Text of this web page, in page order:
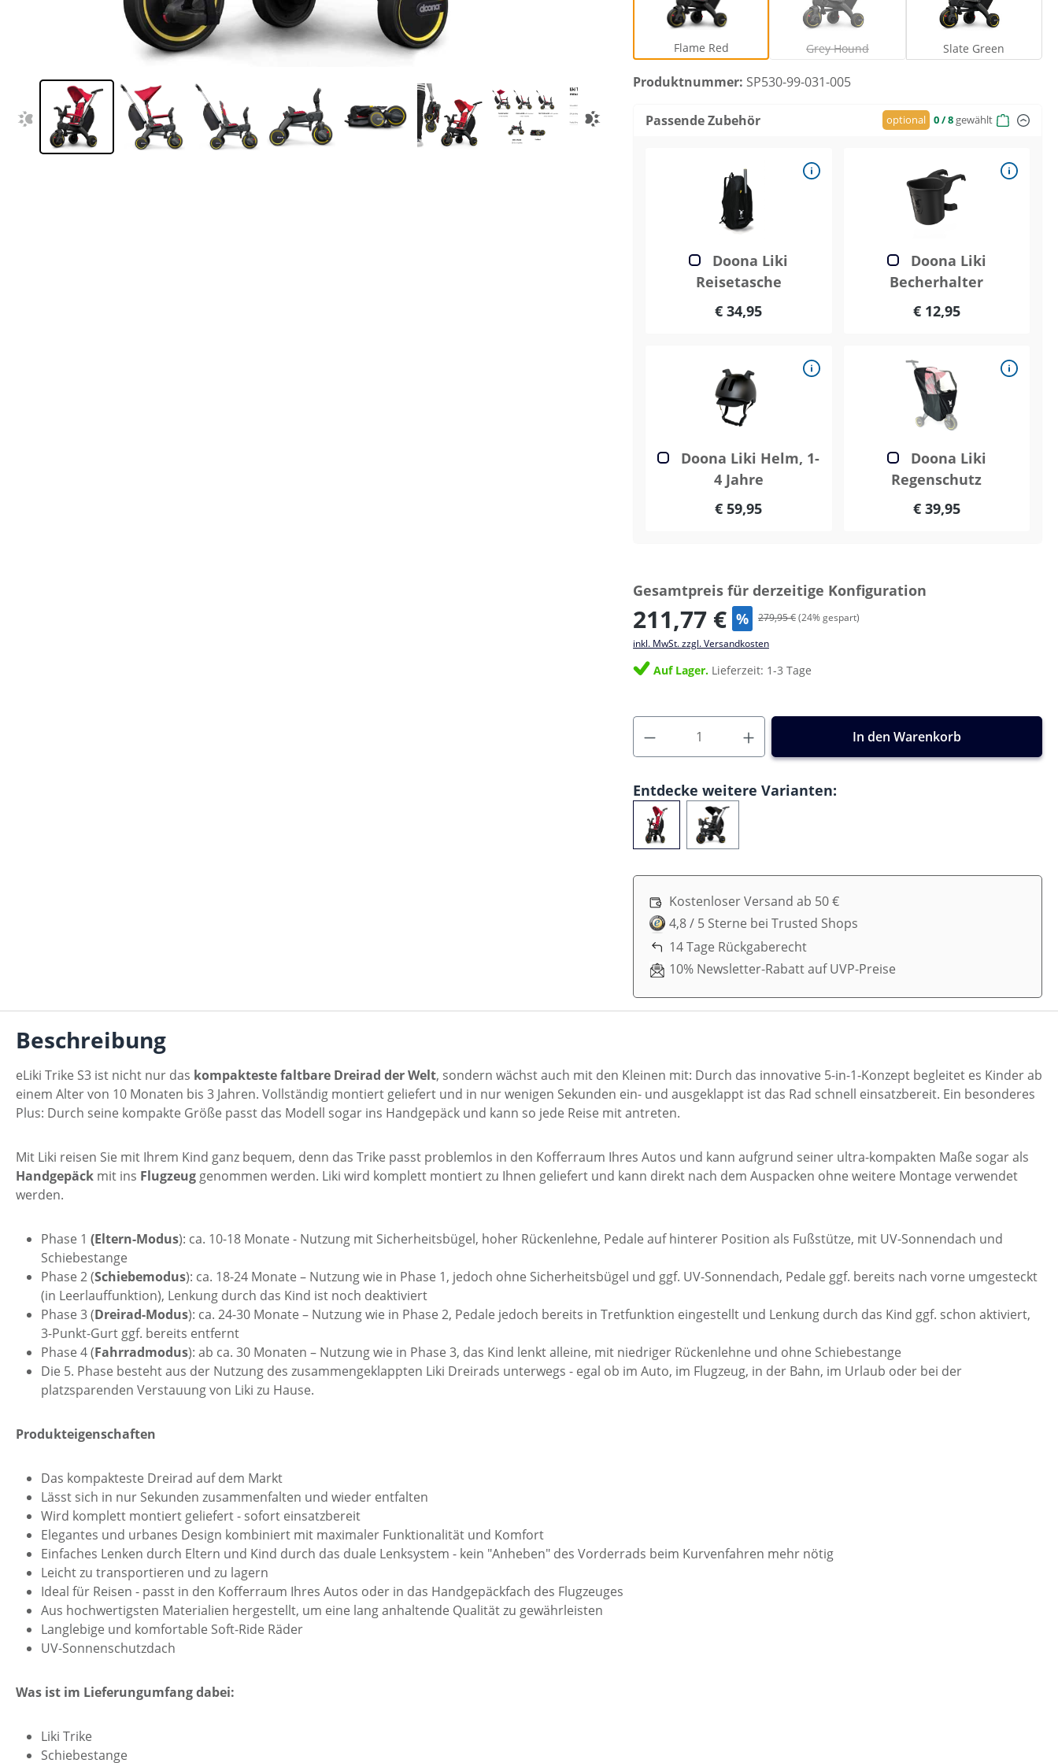
Flame Red
Flame Red
Grey Hound
Grey Hound
(Diese Option ist zurzeit nicht verfügbar.)
Slate Green
Slate Green
Produktnummer: SP530-99-031-005
Passende Zubehör optional 0/ 8 gewählt
Doona Liki
Reisetasche
€ 34,95
Doona Liki
Becherhalter
€ 12,95
Doona Liki Helm, 1-
4 Jahre
€ 59,95
Doona Liki
Regenschutz
€ 39,95
Gesamtpreis für derzeitige Konfiguration
211,77 € % 279,95 €(24% gespart)
inkl. MwSt. zzgl. Versandkosten
Auf Lager. Lieferzeit: 1-3 Tage
In den Warenkorb
Entdecke weitere Varianten:
Kostenloser Versand ab 50 €
4,8 / 5 Sterne bei Trusted Shops
14 Tage Rückgaberecht
10% Newsletter-Rabatt auf UVP-Preise
Beschreibung
eLiki Trike S3 ist nicht nur das kompakteste faltbare Dreirad der Welt, sondern wächst auch mit den Kleinen mit: Durch das innovative 5-in-1-Konzept begleitet es Kinder ab
einem Alter von 10 Monaten bis 3 Jahren. Vollständig montiert geliefert und in nur wenigen Sekunden ein- und ausgeklappt ist das Rad schnell einsatzbereit. Ein besonderes
Plus: Durch seine kompakte Größe passt das Modell sogar ins Handgepäck und kann so jede Reise mit antreten.
Mit Liki reisen Sie mit Ihrem Kind ganz bequem, denn das Trike passt problemlos in den Kofferraum Ihres Autos und kann aufgrund seiner ultra-kompakten Maße sogar als
Handgepäck mit ins Flugzeug genommen werden. Liki wird komplett montiert zu Ihnen geliefert und kann direkt nach dem Auspacken ohne weitere Montage verwendet
werden.
Phase 1 (Eltern-Modus): ca. 10-18 Monate - Nutzung mit Sicherheitsbügel, hoher Rückenlehne, Pedale auf hinterer Position als Fußstütze, mit UV-Sonnendach und
Schiebestange
Phase 2 (Schiebemodus): ca. 18-24 Monate – Nutzung wie in Phase 1, jedoch ohne Sicherheitsbügel und ggf. UV-Sonnendach, Pedale ggf. bereits nach vorne umgesteckt
(in Leerlauffunktion), Lenkung durch das Kind ist noch deaktiviert
Phase 3 (Dreirad-Modus): ca. 24-30 Monate – Nutzung wie in Phase 2, Pedale jedoch bereits in Tretfunktion eingestellt und Lenkung durch das Kind ggf. schon aktiviert,
3-Punkt-Gurt ggf. bereits entfernt
Phase 4 (Fahrradmodus): ab ca. 30 Monaten – Nutzung wie in Phase 3, das Kind lenkt alleine, mit niedriger Rückenlehne und ohne Schiebestange
Die 5. Phase besteht aus der Nutzung des zusammengeklappten Liki Dreirads unterwegs - egal ob im Auto, im Flugzeug, in der Bahn, im Urlaub oder bei der
platzsparenden Verstauung von Liki zu Hause.
Produkteigenschaften
Das kompakteste Dreirad auf dem Markt
Lässt sich in nur Sekunden zusammenfalten und wieder entfalten
Wird komplett montiert geliefert - sofort einsatzbereit
Elegantes und urbanes Design kombiniert mit maximaler Funktionalität und Komfort
Einfaches Lenken durch Eltern und Kind durch das duale Lenksystem - kein "Anheben" des Vorderrads beim Kurvenfahren mehr nötig
Leicht zu transportieren und zu lagern
Ideal für Reisen - passt in den Kofferraum Ihres Autos oder in das Handgepäckfach des Flugzeuges
Aus hochwertigsten Materialien hergestellt, um eine lang anhaltende Qualität zu gewährleisten
Langlebige und komfortable Soft-Ride Räder
UV-Sonnenschutzdach
Was ist im Lieferungumfang dabei:
Liki Trike
Schiebestange